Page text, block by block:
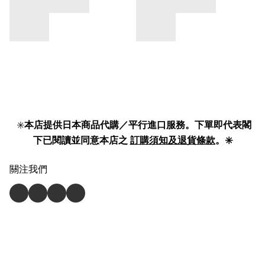
✳️本店提供日本商品代購／平行進口服務。下單即代表閣
下已閱讀並同意本店之 訂購須知及退貨條款。✳️
關注我們